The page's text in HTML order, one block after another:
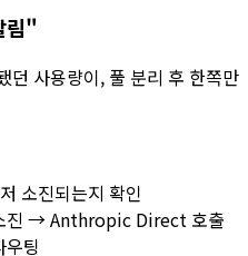
림"
던 사용량이, 풀 분리 후 한쪽만
소진되는지 확인
진 → Anthropic Direct 호출
팅